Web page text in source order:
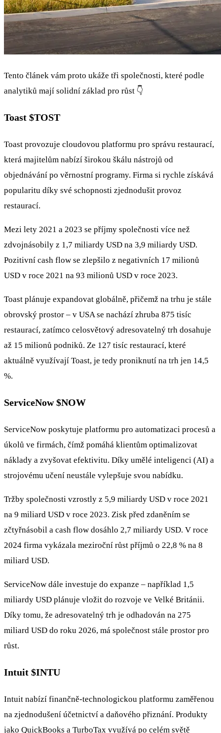
Tento článek vám proto ukáže tři společnosti, které podle
analytiků mají solidní základ pro růst 👇
Toast $TOST
Toast provozuje cloudovou platformu pro správu restaurací,
která majitelům nabízí širokou škálu nástrojů od
objednávání po věrnostní programy. Firma si rychle získává
popularitu díky své schopnosti zjednodušit provoz
restaurací.
Mezi lety 2021 a 2023 se příjmy společnosti více než
zdvojnásobily z 1,7 miliardy USD na 3,9 miliardy USD.
Pozitivní cash flow se zlepšilo z negativních 17 milionů
USD v roce 2021 na 93 milionů USD v roce 2023.
Toast plánuje expandovat globálně, přičemž na trhu je stále
obrovský prostor – v USA se nachází zhruba 875 tisíc
restaurací, zatímco celosvětový adresovatelný trh dosahuje
až 15 milionů podniků. Ze 127 tisíc restaurací, které
aktuálně využívají Toast, je tedy proniknutí na trh jen 14,5
%.
ServiceNow$NOW
ServiceNow poskytuje platformu pro automatizaci procesů a
úkolů ve firmách, čímž pomáhá klientům optimalizovat
náklady a zvyšovat efektivitu. Díky umělé inteligenci (AI) a
strojovému učení neustále vylepšuje svou nabídku.
Tržby společnosti vzrostly z 5,9 miliardy USD v roce 2021
na 9 miliard USD v roce 2023. Zisk před zdaněním se
zčtyřnásobil a cash flow dosáhlo 2,7 miliardy USD. V roce
2024 firma vykázala meziroční růst příjmů o 22,8 % na 8
miliard USD.
ServiceNow dále investuje do expanze – například 1,5
miliardy USD plánuje vložit do rozvoje ve Velké Británii.
Díky tomu, že adresovatelný trh je odhadován na 275
miliard USD do roku 2026, má společnost stále prostor pro
růst.
Intuit $INTU
Intuit nabízí finančně-technologickou platformu zaměřenou
na zjednodušení účetnictví a daňového přiznání. Produkty
jako QuickBooks a TurboTax využívá po celém světě